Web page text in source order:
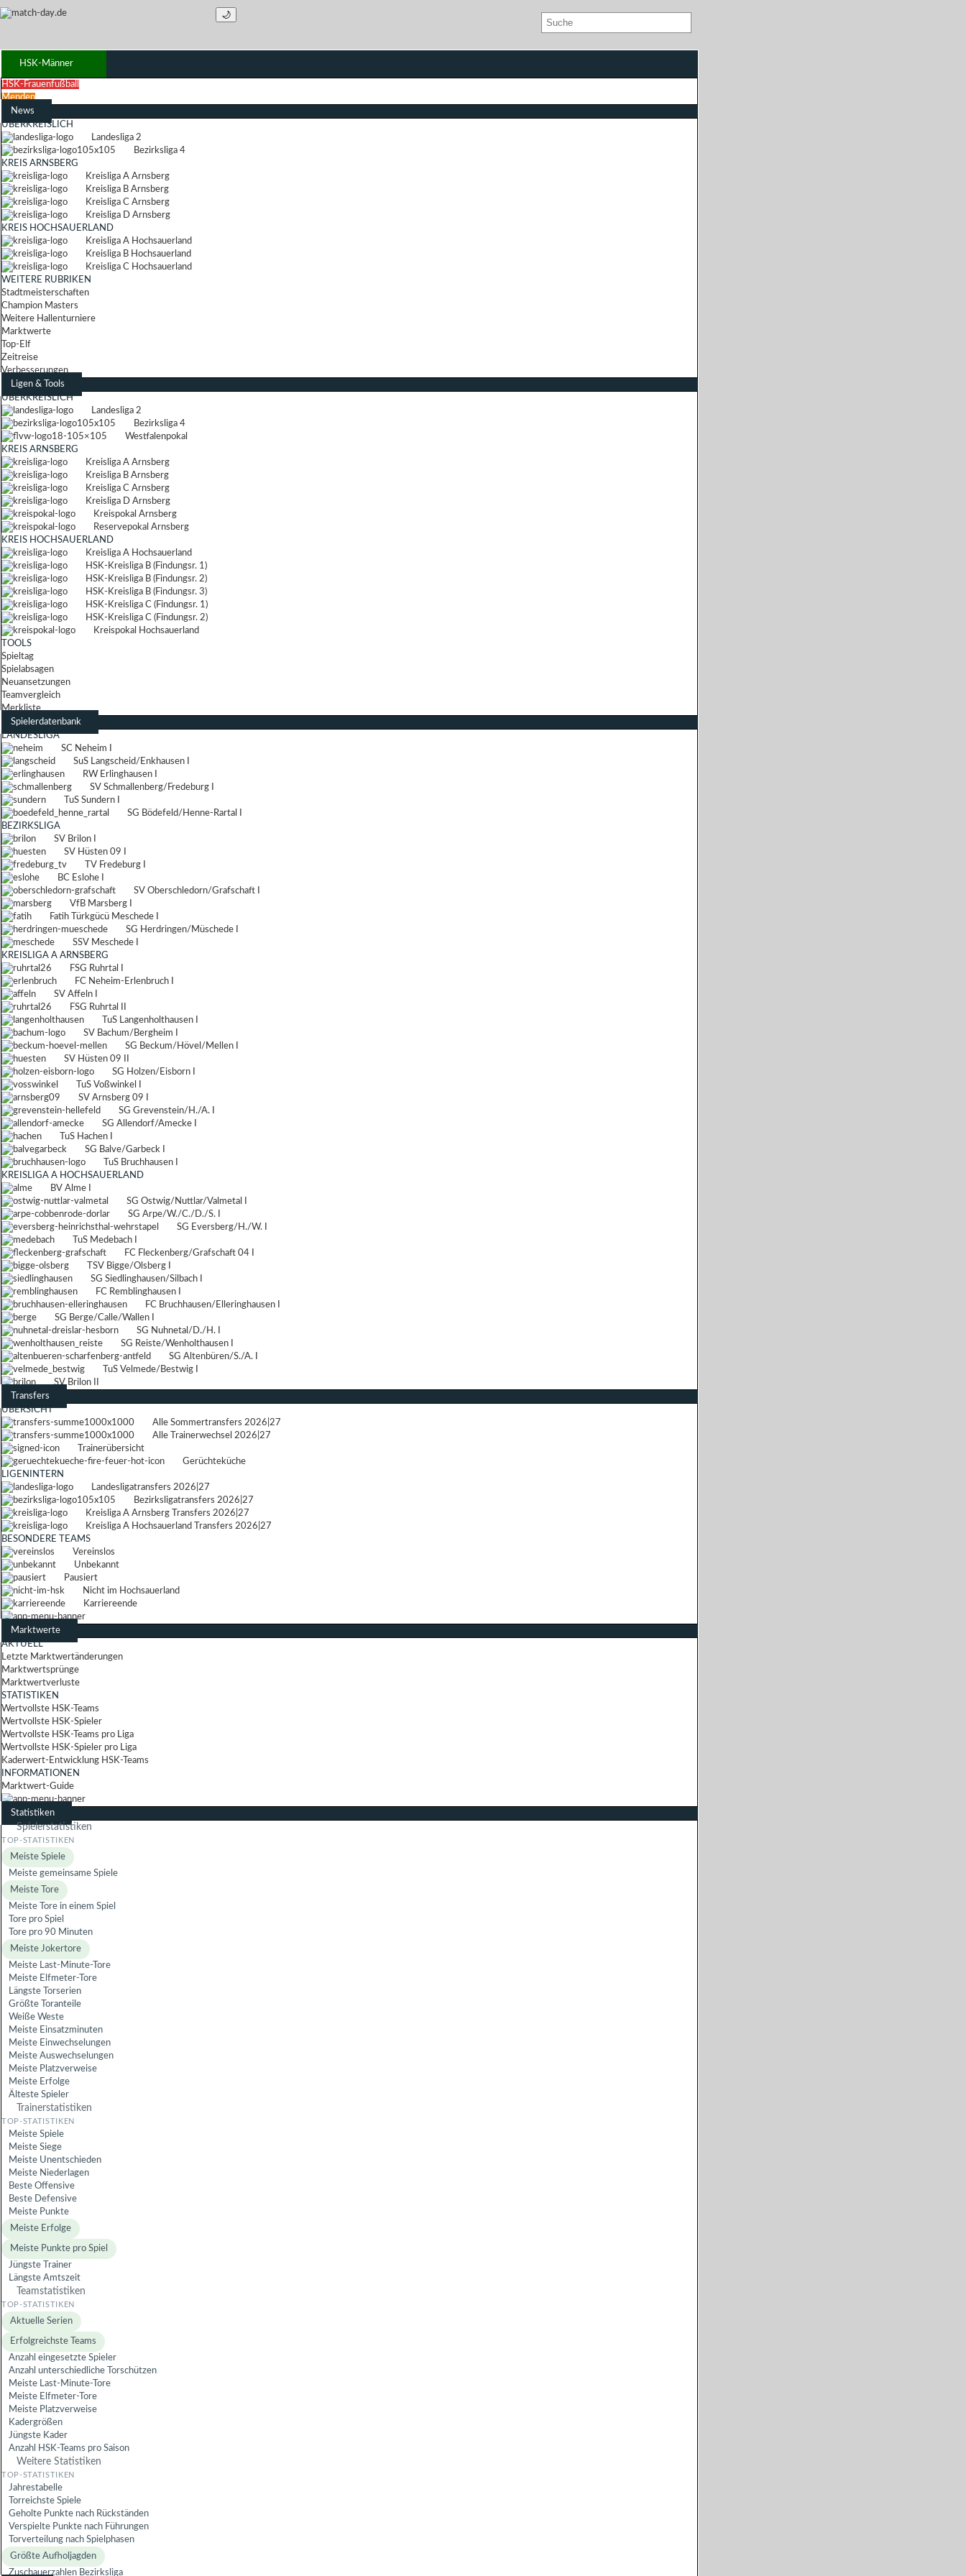
🌙
HSK-Männer
HSK-Frauenfußball
Menden
News
ÜBERKREISLICH
Landesliga 2
Bezirksliga 4
KREIS ARNSBERG
Kreisliga A Arnsberg
Kreisliga B Arnsberg
Kreisliga C Arnsberg
Kreisliga D Arnsberg
KREIS HOCHSAUERLAND
Kreisliga A Hochsauerland
Kreisliga B Hochsauerland
Kreisliga C Hochsauerland
WEITERE RUBRIKEN
Stadtmeisterschaften
Champion Masters
Weitere Hallenturniere
Marktwerte
Top-Elf
Zeitreise
Verbesserungen
Ligen & Tools
ÜBERKREISLICH
Landesliga 2
Bezirksliga 4
Westfalenpokal
KREIS ARNSBERG
Kreisliga A Arnsberg
Kreisliga B Arnsberg
Kreisliga C Arnsberg
Kreisliga D Arnsberg
Kreispokal Arnsberg
Reservepokal Arnsberg
KREIS HOCHSAUERLAND
Kreisliga A Hochsauerland
HSK-Kreisliga B (Findungsr. 1)
HSK-Kreisliga B (Findungsr. 2)
HSK-Kreisliga B (Findungsr. 3)
HSK-Kreisliga C (Findungsr. 1)
HSK-Kreisliga C (Findungsr. 2)
Kreispokal Hochsauerland
TOOLS
Spieltag
Spielabsagen
Neuansetzungen
Teamvergleich
Merkliste
Spielerdatenbank
LANDESLIGA
SC Neheim I
SuS Langscheid/Enkhausen I
RW Erlinghausen I
SV Schmallenberg/Fredeburg I
TuS Sundern I
SG Bödefeld/Henne-Rartal I
BEZIRKSLIGA
SV Brilon I
SV Hüsten 09 I
TV Fredeburg I
BC Eslohe I
SV Oberschledorn/Grafschaft I
VfB Marsberg I
Fatih Türkgücü Meschede I
SG Herdringen/Müschede I
SSV Meschede I
KREISLIGA A ARNSBERG
FSG Ruhrtal I
FC Neheim-Erlenbruch I
SV Affeln I
FSG Ruhrtal II
TuS Langenholthausen I
SV Bachum/Bergheim I
SG Beckum/Hövel/Mellen I
SV Hüsten 09 II
SG Holzen/Eisborn I
TuS Voßwinkel I
SV Arnsberg 09 I
SG Grevenstein/H./A. I
SG Allendorf/Amecke I
TuS Hachen I
SG Balve/Garbeck I
TuS Bruchhausen I
KREISLIGA A HOCHSAUERLAND
BV Alme I
SG Ostwig/Nuttlar/Valmetal I
SG Arpe/W./C./D./S. I
SG Eversberg/H./W. I
TuS Medebach I
FC Fleckenberg/Grafschaft 04 I
TSV Bigge/Olsberg I
SG Siedlinghausen/Silbach I
FC Remblinghausen I
FC Bruchhausen/Elleringhausen I
SG Berge/Calle/Wallen I
SG Nuhnetal/D./H. I
SG Reiste/Wenholthausen I
SG Altenbüren/S./A. I
TuS Velmede/Bestwig I
SV Brilon II
Transfers
ÜBERSICHT
Alle Sommertransfers 2026|27
Alle Trainerwechsel 2026|27
Trainerübersicht
Gerüchteküche
LIGENINTERN
Landesligatransfers 2026|27
Bezirksligatransfers 2026|27
Kreisliga A Arnsberg Transfers 2026|27
Kreisliga A Hochsauerland Transfers 2026|27
BESONDERE TEAMS
Vereinslos
Unbekannt
Pausiert
Nicht im Hochsauerland
Karriereende
Marktwerte
AKTUELL
Letzte Marktwertänderungen
Marktwertsprünge
Marktwertverluste
STATISTIKEN
Wertvollste HSK-Teams
Wertvollste HSK-Spieler
Wertvollste HSK-Teams pro Liga
Wertvollste HSK-Spieler pro Liga
Kaderwert-Entwicklung HSK-Teams
INFORMATIONEN
Marktwert-Guide
Statistiken
Spielerstatistiken
Meiste Spiele
Meiste gemeinsame Spiele
Meiste Tore
Meiste Tore in einem Spiel
Tore pro Spiel
Tore pro 90 Minuten
Meiste Jokertore
Meiste Last-Minute-Tore
Meiste Elfmeter-Tore
Längste Torserien
Größte Toranteile
Weiße Weste
Meiste Einsatzminuten
Meiste Einwechselungen
Meiste Auswechselungen
Meiste Platzverweise
Meiste Erfolge
Älteste Spieler
Trainerstatistiken
Meiste Spiele
Meiste Siege
Meiste Unentschieden
Meiste Niederlagen
Beste Offensive
Beste Defensive
Meiste Punkte
Meiste Erfolge
Meiste Punkte pro Spiel
Jüngste Trainer
Längste Amtszeit
Teamstatistiken
Aktuelle Serien
Erfolgreichste Teams
Anzahl eingesetzte Spieler
Anzahl unterschiedliche Torschützen
Meiste Last-Minute-Tore
Meiste Elfmeter-Tore
Meiste Platzverweise
Kadergrößen
Jüngste Kader
Anzahl HSK-Teams pro Saison
Weitere Statistiken
Jahrestabelle
Torreichste Spiele
Geholte Punkte nach Rückständen
Verspielte Punkte nach Führungen
Torverteilung nach Spielphasen
Größte Aufholjagden
Zuschauerzahlen Bezirksliga